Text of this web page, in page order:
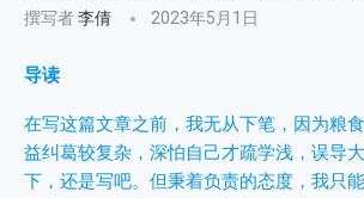
撰写者李倩 2023年5月1日
导读
在写这篇文章之前，我无从下笔，因为粮
益纠葛较复杂，深怕自己才疏学浅，误导
下，还是写吧。但秉着负责的态度，我只